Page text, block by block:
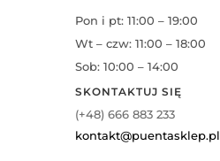
Pon i pt: 11:00 – 19:00
Wt – czw: 11:00 – 18:00
Sob: 10:00 – 14:00
SKONTAKTUJ SIĘ
(+48) 666 883 233
kontakt@puentasklep.pl